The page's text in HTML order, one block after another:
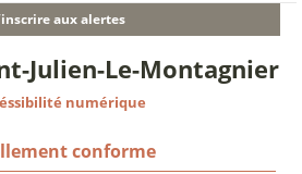
aux alertes
Julien-Le-Montagnier
numérique
conforme